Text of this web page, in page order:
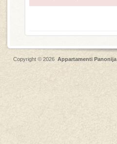
Copyright © 2026 Appartamenti Panonija